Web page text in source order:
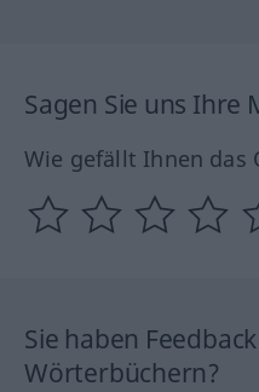
Sagen Sie uns Ihre
Wie gefällt Ihnen das
Sie haben
Wörterbüchern?